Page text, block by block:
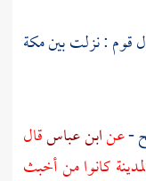
قوم : نزلت بينمكة
-عنابن عباسقال
كانوا من أخبث